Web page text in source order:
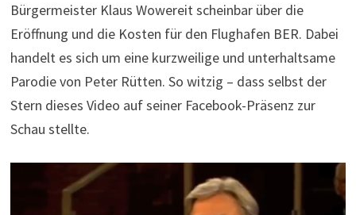
Bürgermeister Klaus Wowereit scheinbar über die
Eröffnung und die Kosten für den Flughafen BER. Dabei
handelt es sich um eine kurzweilige und unterhaltsame
Parodie von Peter Rütten. So witzig – dass selbst der
Stern dieses Video auf seiner Facebook-Präsenz zur
Schau stellte.